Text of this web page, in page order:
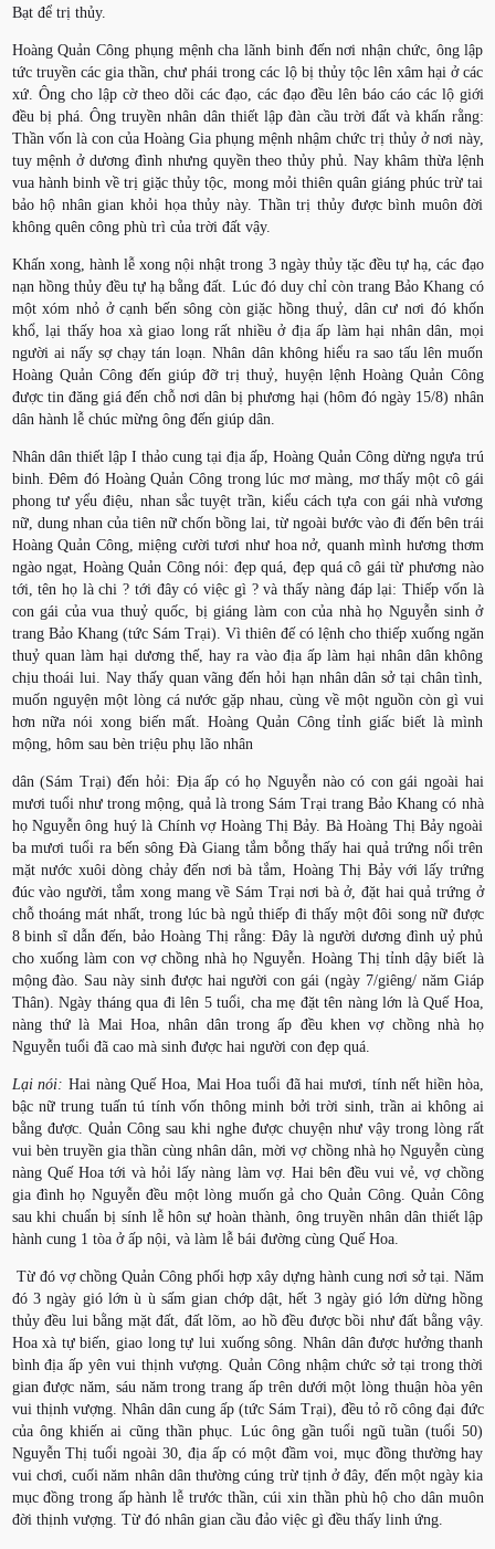
Bạt để trị thủy.
Hoàng Quản Công phụng mệnh cha lãnh binh đến nơi nhận chức, ông lập
tức truyền các gia thần, chư phái trong các lộ bị thủy tộc lên xâm hại ở các
xứ. Ông cho lập cờ theo dõi các đạo, các đạo đều lên báo cáo các lộ giới
đều bị phá. Ông truyền nhân dân thiết lập đàn cầu trời đất và khấn rằng:
Thần vốn là con của Hoàng Gia phụng mệnh nhậm chức trị thủy ở nơi này,
tuy mệnh ở dương đình nhưng quyền theo thủy phủ. Nay khâm thừa lệnh
vua hành binh về trị giặc thủy tộc, mong mỏi thiên quân giáng phúc trừ tai
bảo hộ nhân gian khỏi họa thủy này. Thần trị thủy được bình muôn đời
không quên công phù trì của trời đất vậy.
Khấn xong, hành lễ xong nội nhật trong 3 ngày thủy tặc đều tự hạ, các đạo
nạn hồng thủy đều tự hạ bằng đất. Lúc đó duy chỉ còn trang Bảo Khang có
một xóm nhỏ ở cạnh bến sông còn giặc hồng thuỷ, dân cư nơi đó khốn
khổ, lại thấy hoa xà giao long rất nhiều ở địa ấp làm hại nhân dân, mọi
người ai nấy sợ chạy tán loạn. Nhân dân không hiểu ra sao tấu lên muốn
Hoàng Quản Công đến giúp đỡ trị thuỷ, huyện lệnh Hoàng Quản Công
được tin đăng giá đến chỗ nơi dân bị phương hại (hôm đó ngày 15/8) nhân
dân hành lễ chúc mừng ông đến giúp dân.
Nhân dân thiết lập I thảo cung tại địa ấp, Hoàng Quản Công dừng ngựa trú
binh. Đêm đó Hoàng Quản Công trong lúc mơ màng, mơ thấy một cô gái
phong tư yểu điệu, nhan sắc tuyệt trần, kiểu cách tựa con gái nhà vương
nữ, dung nhan của tiên nữ chốn bồng lai, từ ngoài bước vào đi đến bên trái
Hoàng Quản Công, miệng cười tươi như hoa nở, quanh mình hương thơm
ngào ngạt, Hoàng Quản Công nói: đẹp quá, đẹp quá cô gái từ phương nào
tới, tên họ là chi ? tới đây có việc gì ? và thấy nàng đáp lại: Thiếp vốn là
con gái của vua thuỷ quốc, bị giáng làm con của nhà họ Nguyễn sinh ở
trang Bảo Khang (tức Sám Trại). Vì thiên đế có lệnh cho thiếp xuống ngăn
thuỷ quan làm hại dương thế, hay ra vào địa ấp làm hại nhân dân không
chịu thoái lui. Nay thấy quan vãng đến hỏi hạn nhân dân sở tại chân tình,
muốn nguyện một lòng cá nước gặp nhau, cùng về một nguồn còn gì vui
hơn nữa nói xong biến mất. Hoàng Quản Công tỉnh giấc biết là mình
mộng, hôm sau bèn triệu phụ lão nhân
dân (Sám Trại) đến hỏi: Địa ấp có họ Nguyễn nào có con gái ngoài hai
mươi tuổi như trong mộng, quả là trong Sám Trại trang Bảo Khang có nhà
họ Nguyễn ông huý là Chính vợ Hoàng Thị Bảy. Bà Hoàng Thị Bảy ngoài
ba mươi tuổi ra bến sông Đà Giang tắm bỗng thấy hai quả trứng nổi trên
mặt nước xuôi dòng chảy đến nơi bà tắm, Hoàng Thị Bảy với lấy trứng
đúc vào người, tắm xong mang về Sám Trại nơi bà ở, đặt hai quả trứng ở
chỗ thoáng mát nhất, trong lúc bà ngủ thiếp đi thấy một đôi song nữ được
8 binh sĩ dẫn đến, bảo Hoàng Thị rằng: Đây là người dương đình uỷ phủ
cho xuống làm con vợ chồng nhà họ Nguyễn. Hoàng Thị tỉnh dậy biết là
mộng đào. Sau này sinh được hai người con gái (ngày 7/giêng/ năm Giáp
Thân). Ngày tháng qua đi lên 5 tuổi, cha mẹ đặt tên nàng lớn là Quế Hoa,
nàng thứ là Mai Hoa, nhân dân trong ấp đều khen vợ chồng nhà họ
Nguyễn tuổi đã cao mà sinh được hai người con đẹp quá.
Lại nói: Hai nàng Quế Hoa, Mai Hoa tuổi đã hai mươi, tính nết hiền hòa,
bậc nữ trung tuấn tú tính vốn thông minh bởi trời sinh, trần ai không ai
bằng được. Quản Công sau khi nghe được chuyện như vậy trong lòng rất
vui bèn truyền gia thần cùng nhân dân, mời vợ chồng nhà họ Nguyễn cùng
nàng Quế Hoa tới và hỏi lấy nàng làm vợ. Hai bên đều vui vẻ, vợ chồng
gia đình họ Nguyễn đều một lòng muốn gả cho Quản Công. Quản Công
sau khi chuẩn bị sính lễ hôn sự hoàn thành, ông truyền nhân dân thiết lập
hành cung 1 tòa ở ấp nội, và làm lễ bái đường cùng Quế Hoa.
Từ đó vợ chồng Quản Công phối hợp xây dựng hành cung nơi sở tại. Năm
đó 3 ngày gió lớn ù ù sấm gian chớp dật, hết 3 ngày gió lớn dừng hồng
thủy đều lui bằng mặt đất, đất lõm, ao hồ đều được bồi như đất bằng vậy.
Hoa xà tự biến, giao long tự lui xuống sông. Nhân dân được hưởng thanh
bình địa ấp yên vui thịnh vượng. Quản Công nhậm chức sở tại trong thời
gian được năm, sáu năm trong trang ấp trên dưới một lòng thuận hòa yên
vui thịnh vượng. Nhân dân cung ấp (tức Sám Trại), đều tỏ rõ công đại đức
của ông khiến ai cũng thần phục. Lúc ông gần tuổi ngũ tuần (tuổi 50)
Nguyễn Thị tuổi ngoài 30, địa ấp có một đầm voi, mục đồng thường hay
vui chơi, cuối năm nhân dân thường cúng trừ tịnh ở đây, đến một ngày kia
mục đồng trong ấp hành lễ trước thần, cúi xin thần phù hộ cho dân muôn
đời thịnh vượng. Từ đó nhân gian cầu đảo việc gì đều thấy linh ứng.